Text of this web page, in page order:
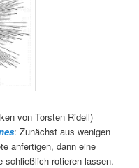
von Torsten Ridell)
: Zunächst aus wenigen
anfertigen, dann eine
schließlich rotieren lassen.